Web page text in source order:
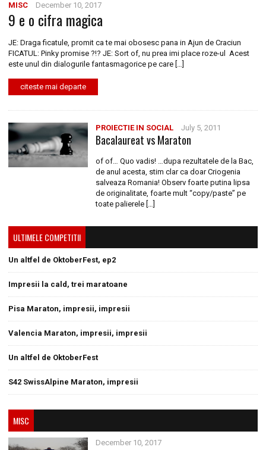
MISC December 10, 2017
9 e o cifra magica
JE: Draga ficatule, promit ca te mai obosesc pana in Ajun de Craciun
FICATUL: Pinky promise ?!? JE: Sort of, nu prea imi place roze-ul Acest
este unul din dialogurile fantasmagorice pe care […]
citeste mai departe
PROIECTIE IN SOCIAL July 5, 2011
Bacalaureat vs Maraton
of of… Quo vadis! …dupa rezultatele de la Bac,
de anul acesta, stim clar ca doar Criogenia
salveaza Romania! Observ foarte putina lipsa
de originalitate, foarte mult “copy/paste” pe
toate palierele […]
ULTIMELE COMPETITII
Un altfel de OktoberFest, ep2
Impresii la cald, trei maratoane
Pisa Maraton, impresii, impresii
Valencia Maraton, impresii, impresii
Un altfel de OktoberFest
S42 SwissAlpine Maraton, impresii
MISC
December 10, 2017